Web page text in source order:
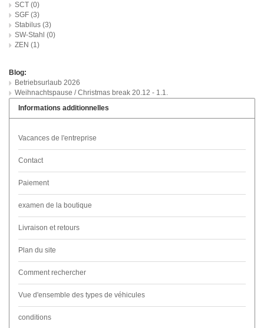
SCT (0)
SGF (3)
Stabilus (3)
SW-Stahl (0)
ZEN (1)
Blog:
Betriebsurlaub 2026
Weihnachtspause / Christmas break 20.12 - 1.1.
Informations additionnelles
Vacances de l'entreprise
Contact
Paiement
examen de la boutique
Livraison et retours
Plan du site
Comment rechercher
Vue d'ensemble des types de véhicules
conditions